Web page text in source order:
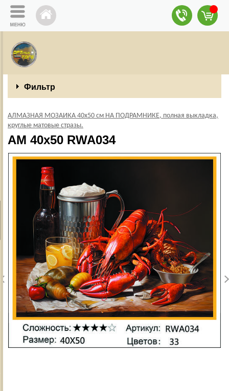
Фильтр
АЛМАЗНАЯ МОЗАИКА 40х50 см НА ПОДРАМНИКЕ, полная выкладка,
круглые матовые стразы.
AM 40x50 RWA034